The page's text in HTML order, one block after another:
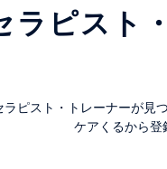
ラピスト
ラピスト・トレーナーが見
ケアくるから登